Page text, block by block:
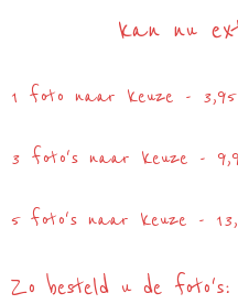
kan nu
1 foto naar keuze - 3,95
3 foto's naar keuze -
5 foto's naar keuze -
Zo besteld u de foto's: